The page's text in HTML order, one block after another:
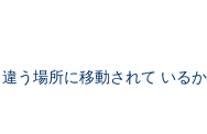
う場所に移動されて いるか